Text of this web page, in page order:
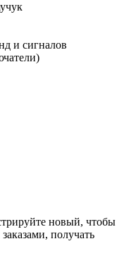
и сигналов
новый, чтобы
получать